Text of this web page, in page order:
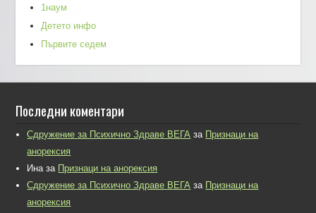
1наум
Детето инфо
Първите седем
Последни коментари
Сдружение за Психично Здраве ВЕГА за Признаци на
анорексия
Иназа Признаци на анорексия
Сдружение за Психично Здраве ВЕГА за Признаци на
анорексия